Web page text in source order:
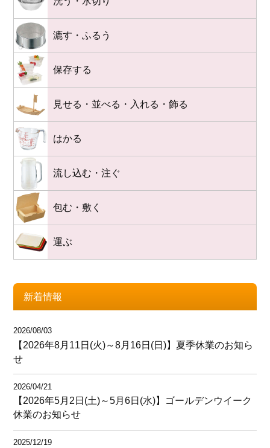
漉す・ふるう
保存する
見せる・並べる・入れる・飾る
はかる
流し込む・注ぐ
包む・敷く
運ぶ
新着情報
2026/08/03
【2026年8月11日(火)～8月16日(日)】夏季休業のお知ら
せ
2026/04/21
【2026年5月2日(土)～5月6日(水)】ゴールデンウイーク
休業のお知らせ
2025/12/19